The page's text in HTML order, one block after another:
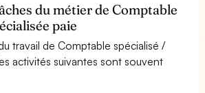
du métier de Comptable
paie
travail de Comptable spécialisé /
activités suivantes sont souvent